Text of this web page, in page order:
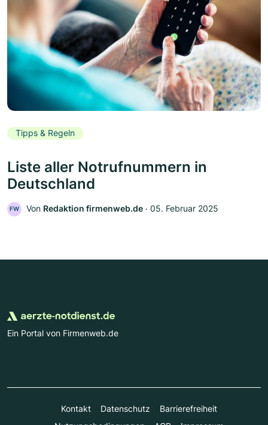
Tipps & Regeln
Liste aller Notrufnummern in
Deutschland
FW Von Redaktion firmenweb.de ‧ 05. Februar 2025
Ein Portal von Firmenweb.de
Kontakt Datenschutz
Barrierefreiheit